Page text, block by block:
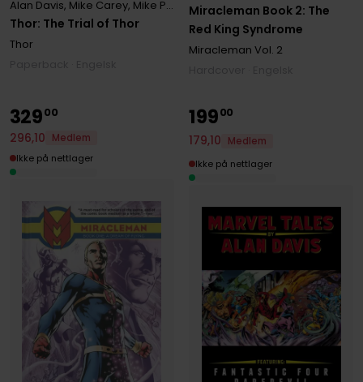
Thor: The Trial of Thor
Alan Davis, Mike Carey, Mike Perkins
Thor
Miracleman Book 2: The
Red King Syndrome
Miracleman Vol. 2
32900
296,10
Medlem
Ikke på nettlager
19900
179,10
Medlem
Ikke på nettlager